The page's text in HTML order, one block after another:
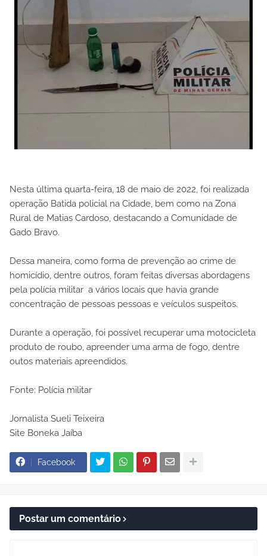
Nesta última quarta-feira, 18 de maio de 2022, foi realizada
operação Batida policial na Cidade, bem como na Zona
Rural de Matias Cardoso, destacando a Comunidade de
Gado Bravo.
Dessa maneira, como forma de prevenção ao crime de
homicídio, dentre outros, foram feitas diversas abordagens
pela polícia militar a vários locais que havia grande
concentração de pessoas pessoas e veículos suspeitos.
Durante a operação, foi possível recuperar uma motocicleta
produto de roubo, apreender uma arma de fogo, dentre
outos materiais apreendidos.
Fonte: Polícia militar
Jornalista Sueli Teixeira
Site Boneka Jaíba
Facebook
Postar um comentário